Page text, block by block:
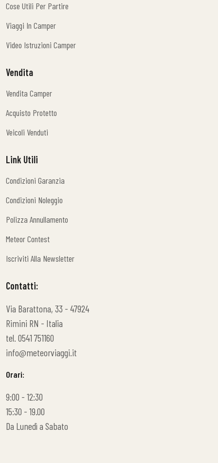
Cose Utili Per Partire
Viaggi In Camper
Video Istruzioni Camper
Vendita
Vendita Camper
Acquisto Protetto
Veicoli Venduti
Link Utili
Condizioni Garanzia
Condizioni Noleggio
Polizza Annullamento
Meteor Contest
Iscriviti Alla Newsletter
Contatti:
Via Barattona, 33 - 47924
Rimini RN - Italia
tel. 0541 751160
info@meteorviaggi.it
Orari:
9:00 - 12:30
15:30 - 19.00
Da Lunedì a Sabato